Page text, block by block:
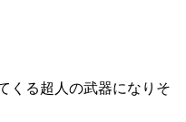
くる超人の武器になりそ